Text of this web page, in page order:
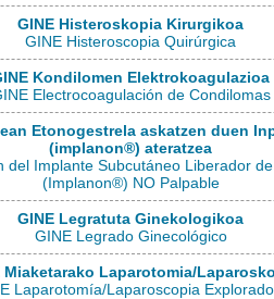
GINE Histeroskopia Kirurgikoa
GINE Histeroscopia Quirúrgica
Kondilomen Elektrokoagulazioa
Electrocoagulación de Condilomas
Etonogestrela askatzen duen
(implanon®) ateratzea
del Implante Subcutáneo Liberador
(Implanon®) NO Palpable
GINE Legratuta Ginekologikoa
GINE Legrado Ginecológico
Miaketarako Laparotomia/
Laparotomía/Laparoscopia